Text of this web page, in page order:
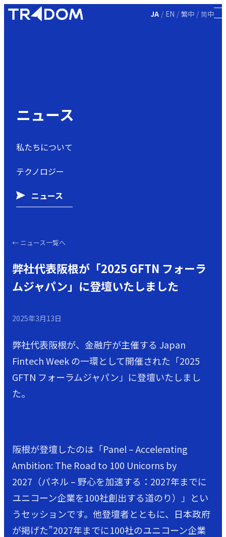
JA / EN / 繁中 / 简中
ニュース
私たちについて
テクノロジー
ニュース
← ニュース一覧へ
弊社代表阪根が「2025 GFTN フォーラ
ムジャパン」に登壇いたしました
2025年3月13日
弊社代表阪根が、金融庁が主催する Japan
Fintech Week の一環として開催された「2025
GFTN フォーラムジャパン」に登壇いたしまし
た。
阪根が登壇したのは「Panel – Accelerating
Ambition: The Road to 100 Unicorns by
2027（パネル – 野心を加速する：2027年までに
ユニコーン企業を100社創出する道のり）」とい
うセッションです。他登壇者とともに、日本政府
が掲げた”2027年までに100社のユニコーン企業